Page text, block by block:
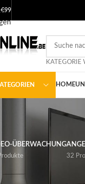
€99
KATEGORIE
HOME
ÜBERWACHUNG
32